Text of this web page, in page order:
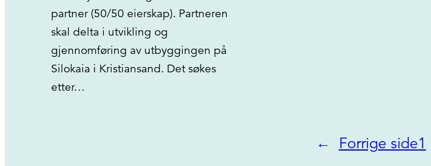
partner (50/50 eierskap). Partneren
skal delta i utvikling og
gjennomføring av utbyggingen på
Silokaia i Kristiansand. Det søkes
etter…
← Forrige side1